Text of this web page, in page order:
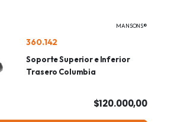
MANSONS®
360.142
Soporte Superior e Inferior
Trasero Columbia
$120.000,00